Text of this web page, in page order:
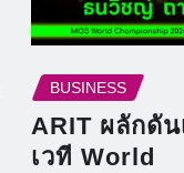
BUSINESS
ARIT ผลักดั
เวที World